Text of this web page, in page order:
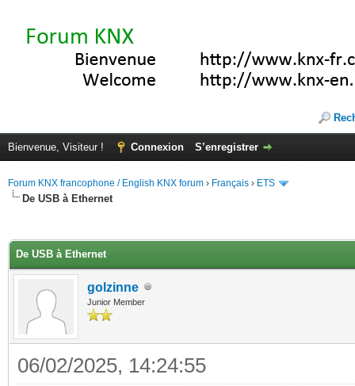
Bienvenue, Visiteur ! Connexion S’enregistrer
Forum KNX francophone / English KNX forum › Français › ETS
De USB à Ethernet
De USB à Ethernet
golzinne
Junior Member
06/02/2025, 14:24:55